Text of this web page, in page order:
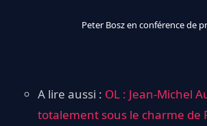
Peter Bosz en conférence de
A lire aussi : OL : Jean-Michel
totalement sous le charme de